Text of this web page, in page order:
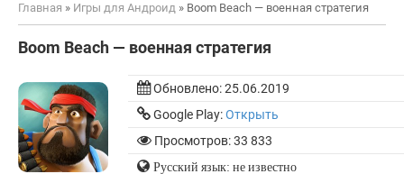
к
Главная » Игры для Андроид » Boom Beach — военная стратегия
Boom Beach — военная стратегия
Обновлено:25.06.2019
Google Play:Открыть
Просмотров: 33 833
Русский язык: не известно